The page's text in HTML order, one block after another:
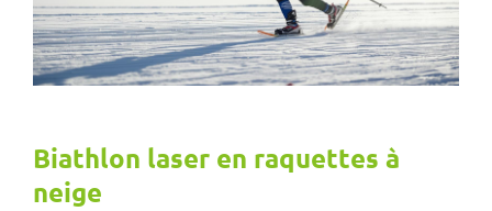
Biathlon laser en raquettes à
neige